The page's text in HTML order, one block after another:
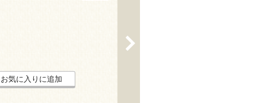
お気に入りに追加